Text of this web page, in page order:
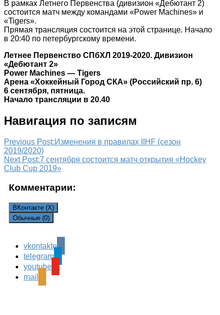
В рамках Летнего Первенства (дивизион «Дебютант 2)
состоится матч между командами «Power Machines» и
«Tigers».
Прямая трансляция состоится на этой странице. Начало
в 20:40 по петербургскому времени.
Летнее Первенство СПбХЛ 2019-2020. Дивизион
«Дебютант 2»
Power Machines — Tigers
Арена «Хоккейный Город СКА» (Российский пр. 6)
6 сентября, пятница.
Начало трансляции в 20.40
Навигация по записям
Previous Post:Изменения в правилах IIHF (сезон
2019/2020)
Next Post:7 сентября состоится матч открытия «Hockey
Club Cup 2019»
Комментарии:
ВКонтакте (X)
Обычные (0)
Leave a Reply
Ваш адрес email не будет опубликован.
поля помечены
vkontakte
telegram
youtube
mail